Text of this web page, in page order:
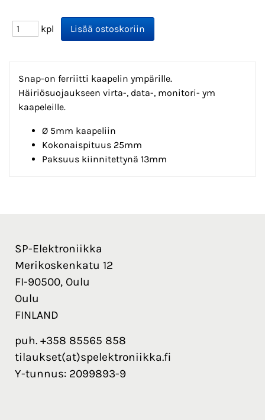
kpl
Snap-on ferriitti kaapelin ympärille.
Häiriösuojaukseen virta-, data-, monitori- ym
kaapeleille.
Ø 5mm kaapeliin
Kokonaispituus 25mm
Paksuus kiinnitettynä 13mm
SP-Elektroniikka
Merikoskenkatu 12
FI-90500, Oulu
Oulu
FINLAND
puh. +358 85565 858
tilaukset(at)spelektroniikka.fi
Y-tunnus: 2099893-9